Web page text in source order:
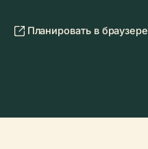
Планировать в браузере